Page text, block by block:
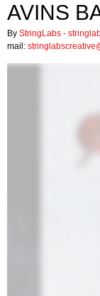
AVINS
By StringLabs -
mail: